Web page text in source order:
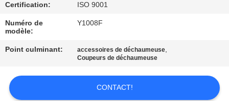
CONTRÔLE
DE
LA
NOUS
Certification: ISO 9001
Numéro de
modèle:
Y1008F
Point culminant: accessoires de déchaumeuse,
Coupeurs de déchaumeuse
CONTACT!